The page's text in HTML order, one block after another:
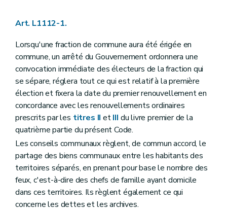
Chapitre III Le bourgmestre et le collège communal
Section première Les groupes politiques et le pacte de majorité
Art. L1123-1
Art. L1123-2
Section 2 Le collège communal
Art. L1123-3
Art. L1123-4
Art. L1123-5
Art. L1123-6
Art. L1123-7
Art. L1123-8
Art. L1123-9
Art. L1123-10
Art. L1123-11
Art. L1123-12
Art. L1123-13
Section 3 La mise en oeuvre de la responsabilité du collège communal
Art. L1112-1.
Lorsqu'une fraction de commune aura été érigée en
commune, un arrêté du Gouvernement ordonnera une
convocation immédiate des électeurs de la fraction qui
se sépare, réglera tout ce qui est relatif à la première
élection et fixera la date du premier renouvellement en
concordance avec les renouvellements ordinaires
prescrits par les titres II etIII du livre premier de la
quatrième partie du présent Code.
Les conseils communaux règlent, de commun accord, le
partage des biens communaux entre les habitants des
territoires séparés, en prenant pour base le nombre des
feux, c'est-à-dire des chefs de famille ayant domicile
dans ces territoires. Ils règlent également ce qui
concerne les dettes et les archives.